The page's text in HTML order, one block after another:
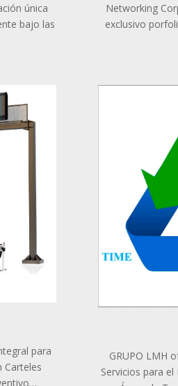
única
bajo las
Networking
exclusivo
para
Carteles
GRUPO LMH
Servicios para